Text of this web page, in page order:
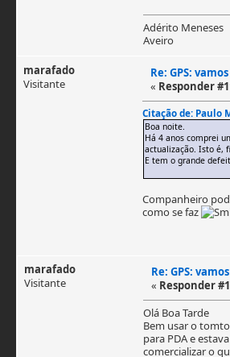
Adérito Meneses
Aveiro
marafado
Visitante
Re: GPS:
« Responder
Citação de: Paulo
Boa noite.
Há 4 anos comprei
actualização. Isto é,
E tem o grande
Companheiro
como se faz
marafado
Visitante
Re: GPS:
« Responder
Olá Boa Tarde
Bem usar o
para PDA e
comercializar o